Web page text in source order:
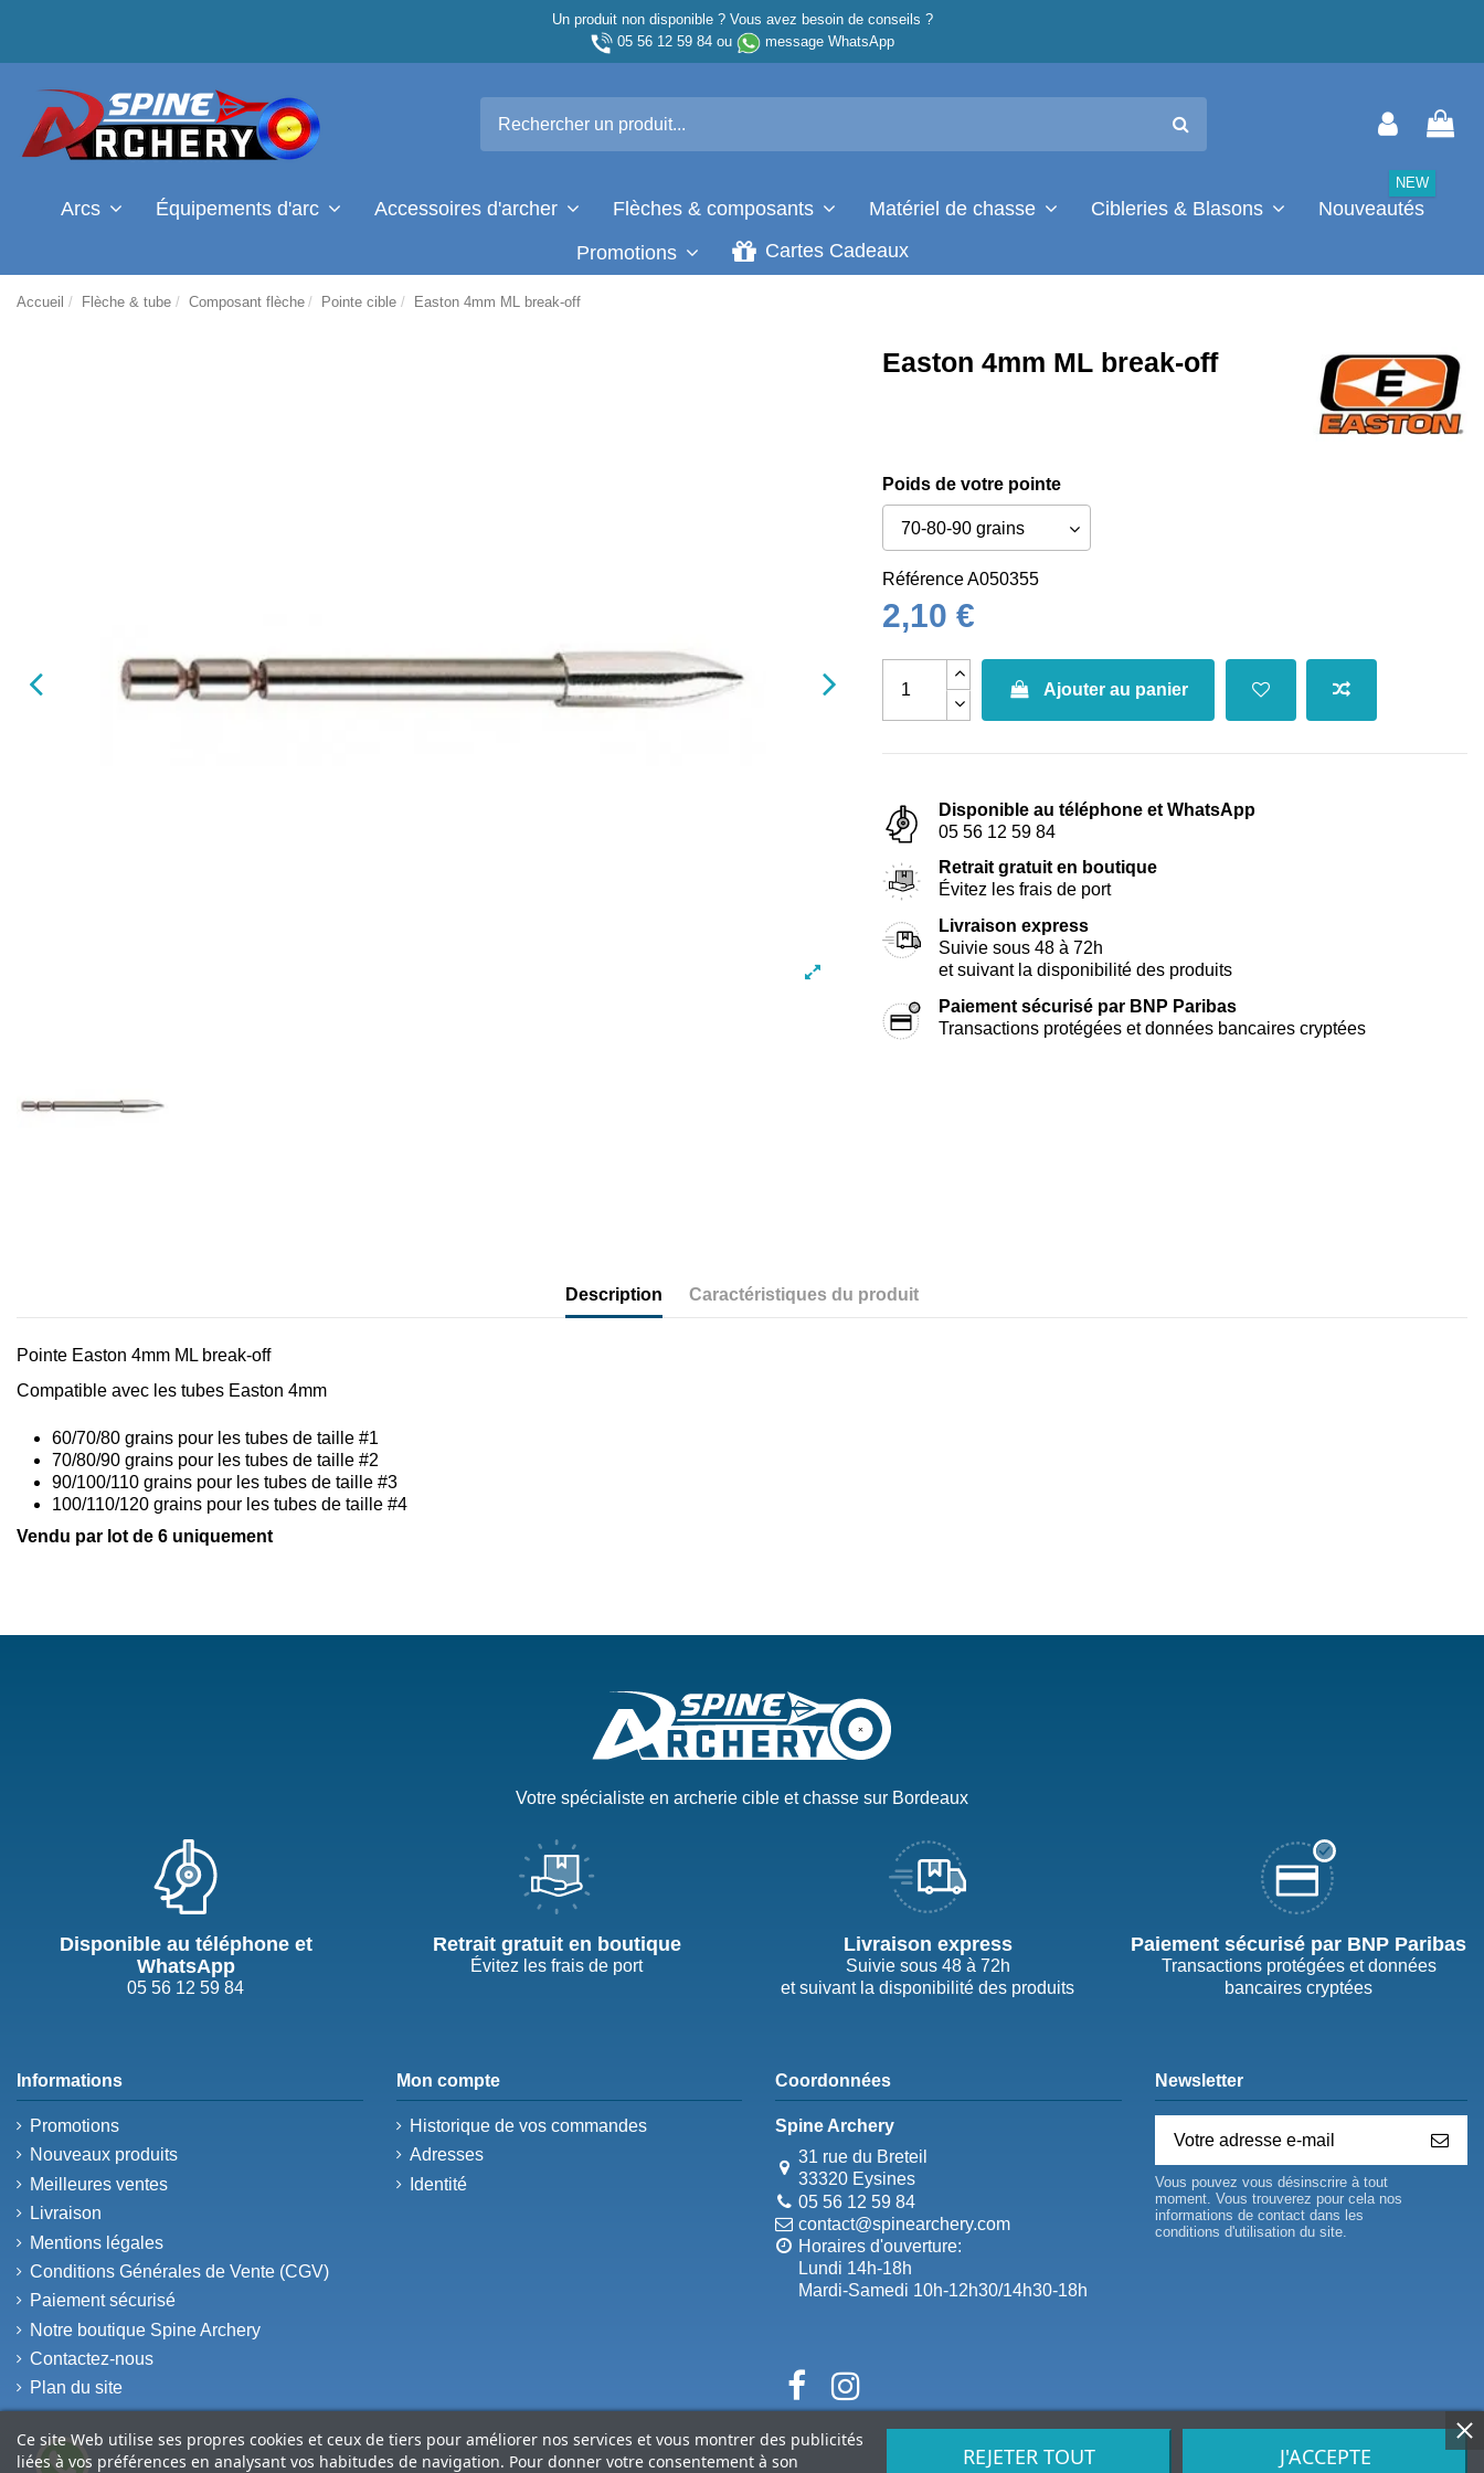
Un produit non disponible ? Vous avez besoin de conseils ?
05 56 12 59 84ou message WhatsApp
Arcs Équipements d'arc Accessoires d'archer Flèches & composants Matériel de chasse Cibleries & Blasons Nouveautés
NEW
Promotions Cartes Cadeaux
Accueil Flèche & tube Composant flèche Pointe cible Easton 4mm ML break-off
Easton 4mm ML break-off
Poids de votre pointe
RéférenceA050355
2,10 €
Ajouter au panier
Disponible au téléphone et WhatsApp
05 56 12 59 84
Retrait gratuit en boutique
Évitez les frais de port
Livraison express
Suivie sous 48 à 72h
et suivant la disponibilité des produits
Paiement sécurisé par BNP Paribas
Transactions protégées et données bancaires cryptées
Description Caractéristiques du produit
Pointe Easton 4mm ML break-off
Compatible avec les tubes Easton 4mm
60/70/80 grains pour les tubes de taille #1
70/80/90 grains pour les tubes de taille #2
90/100/110 grains pour les tubes de taille #3
100/110/120 grains pour les tubes de taille #4
Vendu par lot de 6 uniquement
Votre spécialiste en archerie cible et chasse sur Bordeaux
Disponible au téléphone et
WhatsApp
05 56 12 59 84
Retrait gratuit en boutique
Évitez les frais de port
Livraison express
Suivie sous 48 à 72h
et suivant la disponibilité des produits
Paiement sécurisé par BNP Paribas
Transactions protégées et données
bancaires cryptées
Informations
Promotions
Nouveaux produits
Meilleures ventes
Livraison
Mentions légales
Conditions Générales de Vente (CGV)
Paiement sécurisé
Notre boutique Spine Archery
Contactez-nous
Plan du site
Mon compte
Historique de vos commandes
Adresses
Identité
Coordonnées
Spine Archery
31 rue du Breteil
33320 Eysines
05 56 12 59 84
contact@spinearchery.com
Horaires d'ouverture:
Lundi 14h-18h
Mardi-Samedi 10h-12h30/14h30-18h
Ce site Web utilise ses propres cookies et ceux de tiers pour améliorer nos services et vous montrer des publicités
liées à vos préférences en analysant vos habitudes de navigation. Pour donner votre consentement à son
REJETER TOUT J'ACCEPTE
Newsletter
Vous pouvez vous désinscrire à tout
moment. Vous trouverez pour cela nos
informations de contact dans les
conditions d'utilisation du site.